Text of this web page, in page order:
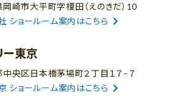
市大平町字榎田（えのきだ）10
ショールーム案内はこちら
ー東京
央区日本橋茅場町２丁目１７−７
ショールーム案内はこちら